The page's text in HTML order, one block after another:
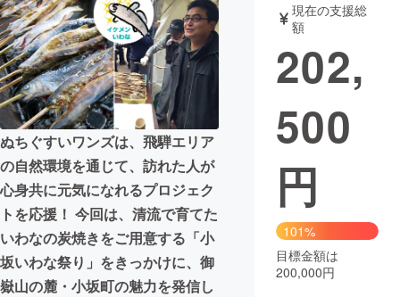
テクノロジー・ガジェット
映像・映画 書籍・雑誌
ビジネス・起業 チャレンジ
まちづくり・地域活性化
CAMPFIRE for Social Good
CAMPFIRE Creation
CAMPFIREふるさと納税machi-ya コミュニティ
ぬちぐすいワンズは、飛騨エリア
の自然環境を通じて、訪れた人が
心身共に元気になれるプロジェク
トを応援！ 今回は、清流で育てた
いわなの炭焼きをご用意する「小
坂いわな祭り」をきっかけに、御
嶽山の麓・小坂町の魅力を発信し
現在の支援総
額
202,
500
円
101%
目標金額は
200,000円